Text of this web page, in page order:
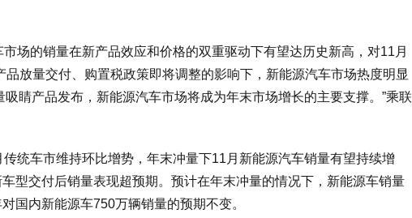
场的销量在新产品效应和价格的双重驱动下有望达历史新高，对11月
品放量交付、购置税政策即将调整的影响下，新能源汽车市场热度明显
睛产品发布，新能源汽车市场将成为年末市场增长的主要支撑。”乘联
统车市维持环比增势，年末冲量下11月新能源汽车销量有望持续增
型交付后销量表现超预期。预计在年末冲量的情况下，新能源车销量
国内新能源车750万辆销量的预期不变。